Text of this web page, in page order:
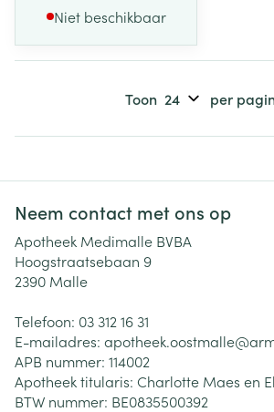
Niet beschikbaar
Toon per
Neem contact met ons op
Apotheek Medimalle BVBA
Hoogstraatsebaan 9
2390 Malle
Telefoon: 03 312 16 31
E-mailadres: apotheek.oostmalle@
APB nummer: 114002
Apotheek titularis: Charlotte Maes en
BTW nummer: BE0835500392